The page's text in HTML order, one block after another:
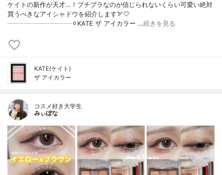
ケイトの新作が天才…！プチプラなのが信じられないくらい可愛い絶対
買うべきなアイシャドウを紹介します🏹🤍
┈┈┈┈┈┈┈┈┈┈⚪︎KATE ザ アイカラー …続きを見る
KATE(ケイト)
ザ アイカラー
コスメ好き大学生
みぃぽな